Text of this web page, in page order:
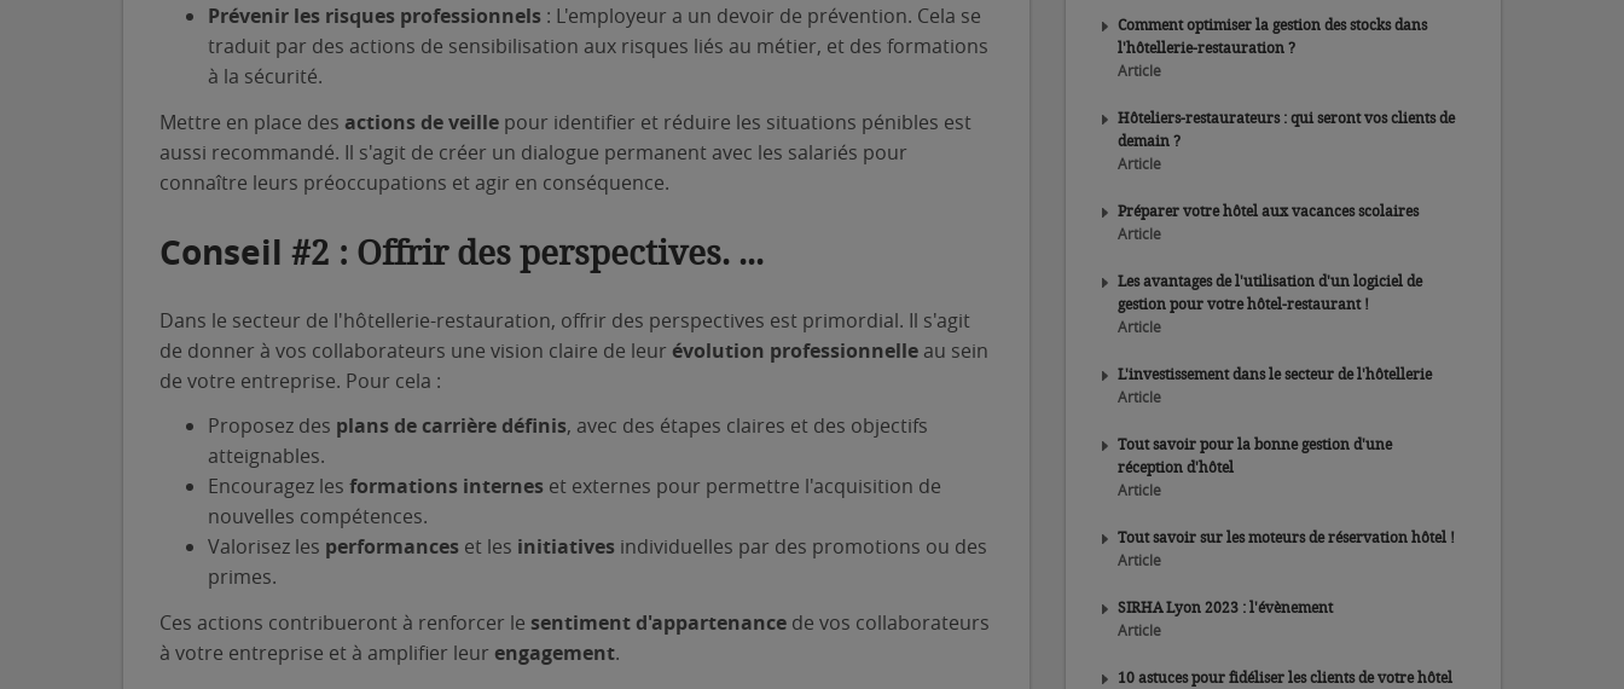
Prévenir les risques professionnels : L'employeur a un devoir de prévention. Cela se
traduit par des actions de sensibilisation aux risques liés au métier, et des formations
à la sécurité.
Mettre en place des actions de veille pour identifier et réduire les situations pénibles est
aussi recommandé. Il s'agit de créer un dialogue permanent avec les salariés pour
connaître leurs préoccupations et agir en conséquence.
Conseil #2 : Offrir des perspectives. ...
Dans le secteur de l'hôtellerie-restauration, offrir des perspectives est primordial. Il s'agit
de donner à vos collaborateurs une vision claire de leur évolution professionnelle au sein
de votre entreprise. Pour cela :
Proposez des plans de carrière définis, avec des étapes claires et des objectifs
atteignables.
Encouragez les formations internes et externes pour permettre l'acquisition de
nouvelles compétences.
Valorisez les performances et les initiatives individuelles par des promotions ou des
primes.
Ces actions contribueront à renforcer le sentiment d'appartenance de vos collaborateurs
à votre entreprise et à amplifier leur engagement.
Comment optimiser la gestion des stocks dans
l'hôtellerie-restauration ?
Article
Hôteliers-restaurateurs : qui seront vos clients de
demain ?
Article
Préparer votre hôtel aux vacances scolaires
Article
Les avantages de l'utilisation d'un logiciel de
gestion pour votre hôtel-restaurant !
Article
L'investissement dans le secteur de l'hôtellerie
Article
Tout savoir pour la bonne gestion d'une
réception d'hôtel
Article
Tout savoir sur les moteurs de réservation hôtel !
Article
SIRHA Lyon 2023 : l'évènement
Article
10 astuces pour fidéliser les clients de votre hôtel